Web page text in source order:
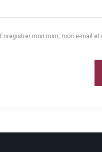
Enregistrer mon nom, mon e-mail